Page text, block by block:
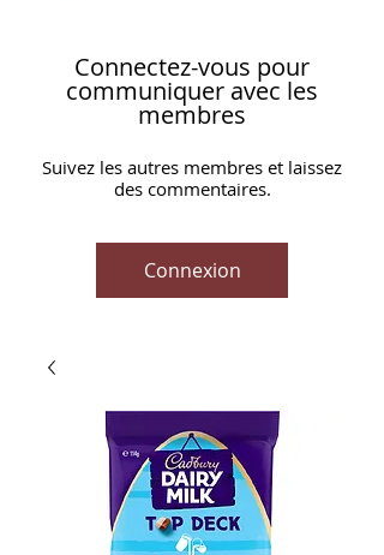
Connectez-vous pour
communiquer avec les
membres
Suivez les autres membres et laissez
des commentaires.
Connexion